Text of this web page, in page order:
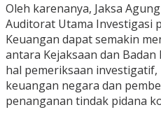
Oleh karenanya, Jaksa
Auditorat Utama Investigasi
Keuangan dapat semakin
antara Kejaksaan dan
hal pemeriksaan
keuangan negara dan
penanganan tindak pidana